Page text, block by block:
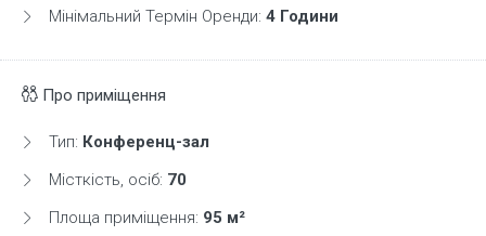
Мінімальний Термін Оренди: 4 Години
Про приміщення
Тип: Конференц-зал
Місткість, осіб: 70
Площа приміщення: 95 м²